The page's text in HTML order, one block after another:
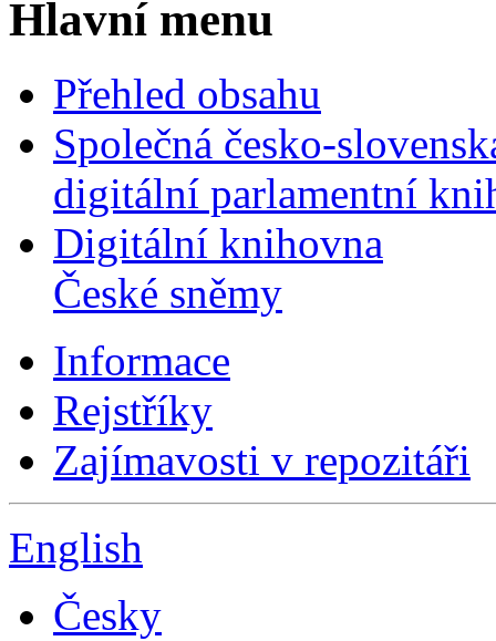
Hlavní menu
Přehled obsahu
Společná česko-
digitální parlamentní
Digitální knihovna
České sněmy
Informace
Rejstříky
Zajímavosti v repozitáři
English
Česky